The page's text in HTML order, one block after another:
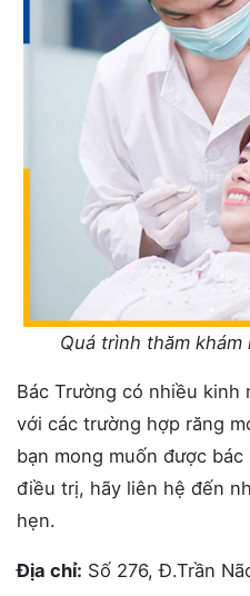
Quá trình thăm
Bác Trường có nhiều kinh
với các trường hợp răng
bạn mong muốn được
điều trị, hãy liên hệ đến
hẹn.
Địa chỉ: Số 276, Đ.Trần